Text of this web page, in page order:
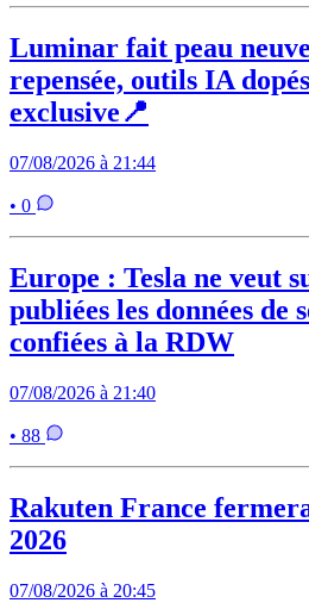
Luminar fait peau
repensée, outils IA
exclusive📍
07/08/2026 à 21:44
• 0
Europe : Tesla ne veut
publiées les données de
confiées à la RDW
07/08/2026 à 21:40
• 88
Rakuten France
2026
07/08/2026 à 20:45